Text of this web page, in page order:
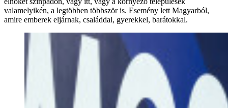
valamelyikén, a legtöbben többször is. Esemény lett Magyarból,
amire emberek eljárnak, családdal, gyerekkel, barátokkal.